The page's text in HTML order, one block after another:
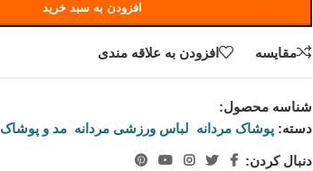
افزودن به سبد خرید
مقايسه افزودن به علاقه مندی
شناسه محصول:
دسته: پوشاک مردانه لباس ورزشی مردانه مد و پوشاک
دنبال کردن: